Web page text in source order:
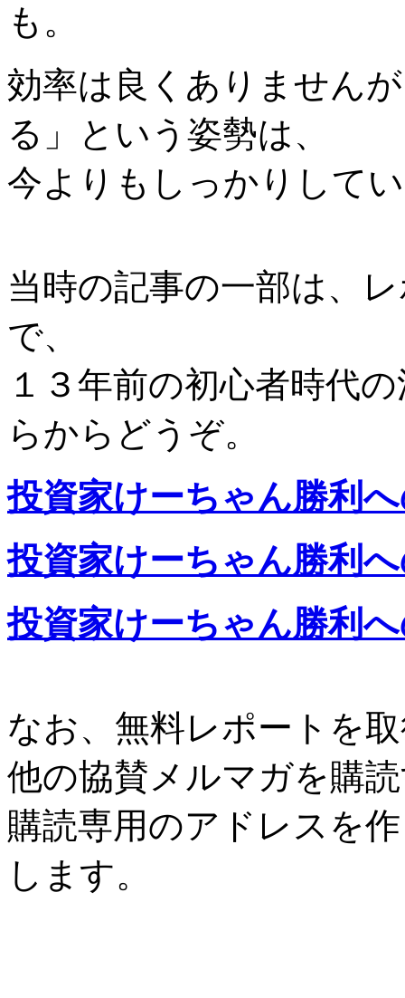
も。
効率は良くありません
る」という姿勢は、
今よりもしっかりして
当時の記事の一部は、
で、
１３年前の初心者時代
らからどうぞ。
投資家けーちゃん勝利
投資家けーちゃん勝利
投資家けーちゃん勝利
なお、無料レポートを
他の協賛メルマガを購
購読専用のアドレスを
します。